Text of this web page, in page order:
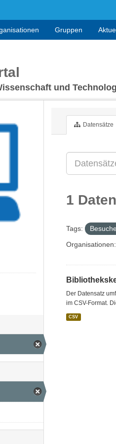
Gruppen
und
Datensätze
1
Tags:
Organisationen:
Der Datensatz
im CSV-Format.
CSV